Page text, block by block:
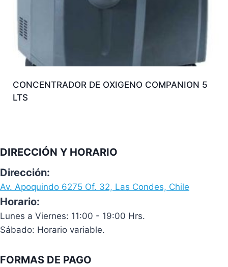
CONCENTRADOR DE OXIGENO COMPANION 5
LTS
DIRECCIÓN Y HORARIO
Dirección:
Av. Apoquindo 6275 Of. 32, Las Condes, Chile
Horario:
Lunes a Viernes: 11:00 - 19:00 Hrs.
Sábado: Horario variable.
FORMAS DE PAGO